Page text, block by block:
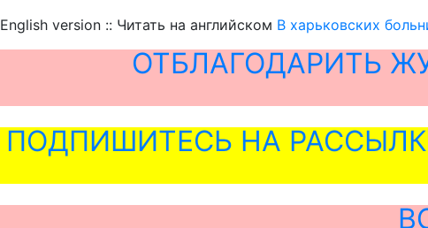
English version :: Читать на английском В харьковских
ОТБЛАГОДАРИТЬ
ПОДПИШИТЕСЬ НА